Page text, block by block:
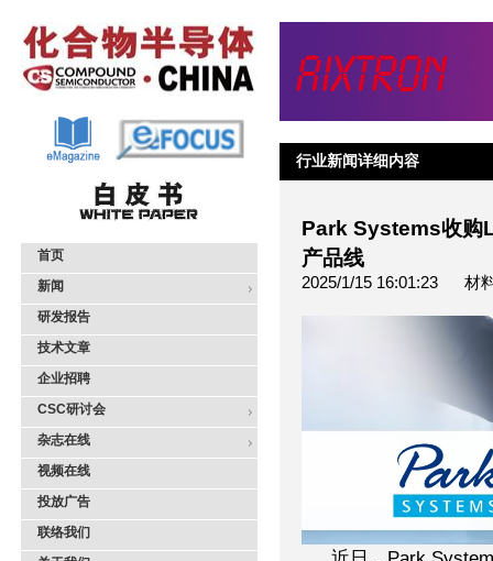
首页
新闻
研发报告
技术文章
企业招聘
CSC研讨会
杂志在线
视频在线
投放广告
联络我们
行业新闻详细内容
Park Systems收购
产品线
2025/1/15 16:01:23 材